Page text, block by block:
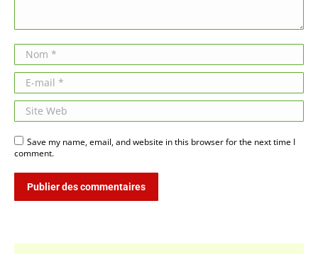
Nom *
E-mail *
Site Web
Save my name, email, and website in this browser for the next time I
comment.
Publier des commentaires